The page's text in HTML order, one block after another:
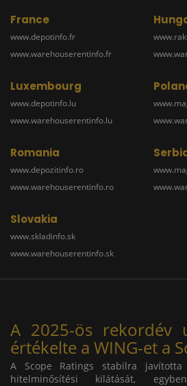
France
www.depotinfo.fr
www.warehouserentinfo.fr
Luxembourg
www.depotinfo.lu
www.warehouserentinfo.lu
Romania
www.depozitinfo.ro
www.warehouserentinfo.ro
Slovakia
www.skladinfo.sk
www.warehouserentinfo.sk
A 2025-ös rekordév
értékelte a WING-et a
A Scope Ratings stabilra javította
hitelminősítési kilátását,